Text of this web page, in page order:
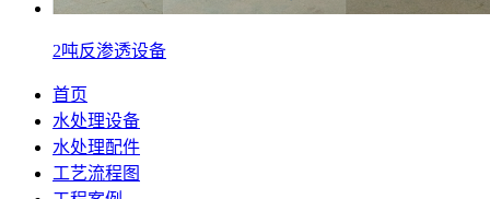
2吨反渗透设备
首页
水处理设备
水处理配件
工艺流程图